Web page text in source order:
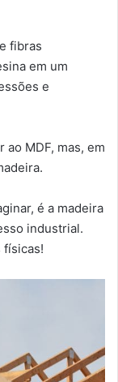
fibras
em um
e
ao MDF, mas, em
é a madeira
industrial.
físicas!